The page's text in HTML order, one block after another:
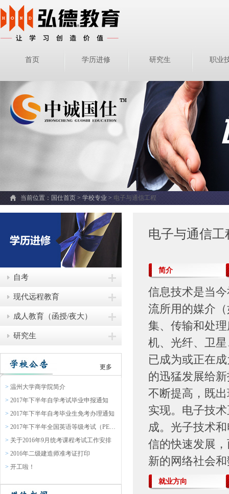
首页 学历进修 研究生 职业
当前位置： 国仕首页 > 学校专业 >电子与通信工程
自考
现代远程教育
成人教育（函授/夜大）
研究生
更多
> 温州大学商学院简介
> 2017年下半年自学考试毕业申报通知
> 2017年下半年自考毕业生免考办理通知
> 2017年下半年全国英语等级考试（PETS）报名通知
> 关于2016年9月统考课程考试工作安排
> 2016年二级建造师准考证打印
> 开工啦！
电子与通信工
简介
信息技术是当
流所用的媒介
集、传输和处
机、光纤、卫
已成为或正在
的迅猛发展给
不断提高，既
实现。电子技
成。光子技术
信的快速发展
新的网络社会
就业方向